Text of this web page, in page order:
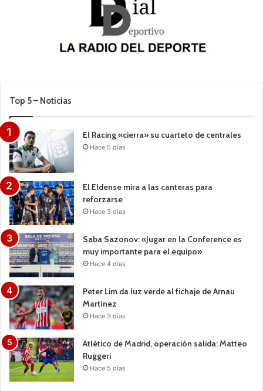
Top 5 – Noticias
El Racing «cierra» su cuarteto de centrales
Hace 5 días
El Eldense mira a las canteras para
reforzarse
Hace 3 días
Saba Sazonov: «Jugar en la Conference es
muy importante para el equipo»
Hace 4 días
Peter Lim da luz verde al fichaje de Arnau
Martínez
Hace 3 días
Atlético de Madrid, operación salida: Matteo
Ruggeri
Hace 5 días